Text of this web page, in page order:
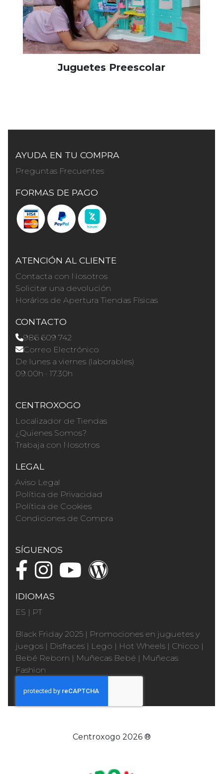
Juguetes Preescolar
AYUDA EN TU COMPRA
Preguntas Frecuentes
FORMAS DE PAGO
ATENCIÓN AL CLIENTE
Contacta con Nosotros
Solicitar una devolución
Horários de Apertura Tiendas Físicas
CONTACTO
986 609 742
Correo Electrónico
De lunes a viernes (laborables)
09.00h · 17.30h
CENTROXOGO
Localizador de Tiendas
¿Quienes Somos?
Trabaja con Nosotros
LEGAL
Aviso Legal
Política de Privacidad
Política de Cookies
Condiciones de Compra
SÍGUENOS
IDIOMAS
ES | PT
Black Friday 2025 | Promociones en juguetes y
juegos | Disfraces | Lego | Hot Wheels | Chicco |
Bebé Reborn | Muñecas Bebé | Muñecas
Fashion
Centroxogo 2026 ®